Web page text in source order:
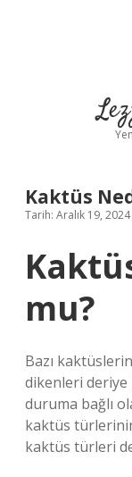
Kaktüs
Tarih: Aralık 19, 2024
mu?
Bazı
dikenleri deriye
duruma bağlı
kaktüs
kaktüs türleri